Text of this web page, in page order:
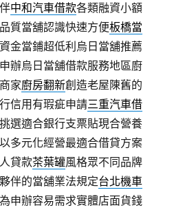
中和汽車借款各類融資小額
質當舖認識快速方便板橋當
金當鋪超低利烏日當舖推薦
申辦烏日當舖借款服務地區廚
家廚房翻新創造老屋陳舊的
信用有瑕疵申請三重汽車借
選適合銀行支票貼現合營養
以多元化經營最適合借貸方案
貸款茶葉罐風格眾不同品牌
伴的當舖業法規定台北機車
申辦容易需求實體店面貨錢